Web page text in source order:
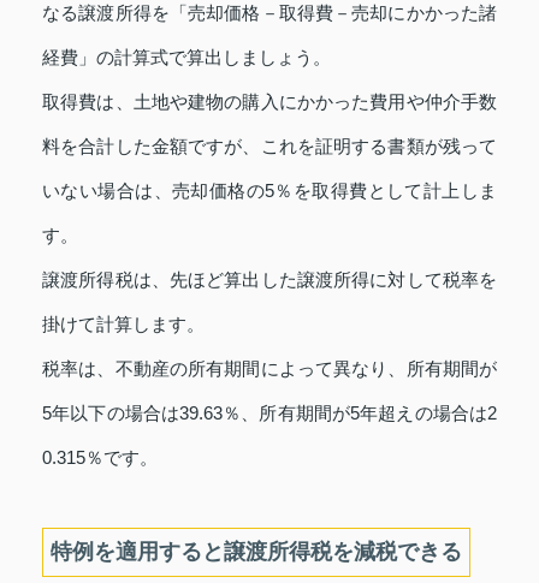
なる譲渡所得を「売却価格－取得費－売却にかかった諸
経費」の計算式で算出しましょう。
取得費は、土地や建物の購入にかかった費用や仲介手数
料を合計した金額ですが、これを証明する書類が残って
いない場合は、売却価格の5％を取得費として計上しま
す。
譲渡所得税は、先ほど算出した譲渡所得に対して税率を
掛けて計算します。
税率は、不動産の所有期間によって異なり、所有期間が
5年以下の場合は39.63％、所有期間が5年超えの場合は2
0.315％です。
特例を適用すると譲渡所得税を減税できる